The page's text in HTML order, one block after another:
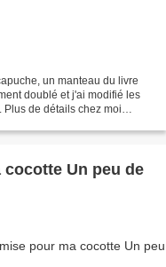
un manteau du livre
doublé et j'ai modifié les
de détails chez moi
Un peu de